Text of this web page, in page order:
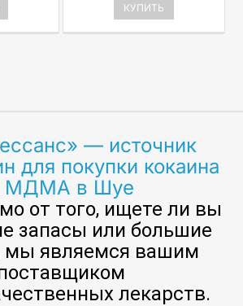
КУПИТЬ
— источник
для покупки кокаина
МДМА в Шуе
от того, ищете ли вы
запасы или большие
мы являемся вашим
лекарств.